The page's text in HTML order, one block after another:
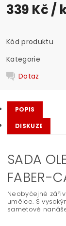
339 Kč/
Kód produktu
Kategorie
Dotaz
POPIS
DISKUZE
SADA
FABER-
Neobyčejně
umělce. S
sametové